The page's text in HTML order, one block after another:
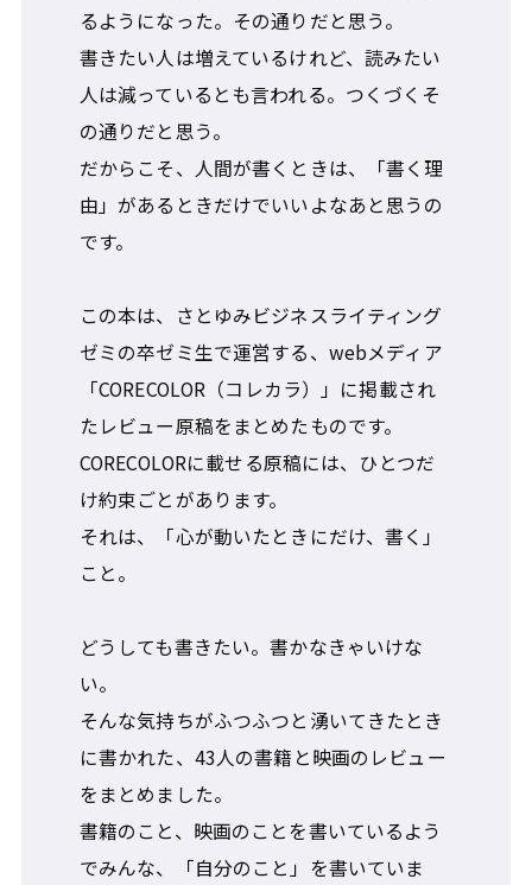
るようになった。その通りだと思う。
書きたい人は増えているけれど、読みたい
人は減っているとも言われる。つくづくそ
の通りだと思う。
だからこそ、人間が書くときは、「書く理
由」があるときだけでいいよなあと思うの
です。
この本は、さとゆみビジネスライティング
ゼミの卒ゼミ生で運営する、webメディア
「CORECOLOR（コレカラ）」に掲載され
たレビュー原稿をまとめたものです。
CORECOLORに載せる原稿には、ひとつだ
け約束ごとがあります。
それは、「心が動いたときにだけ、書く」
こと。
どうしても書きたい。書かなきゃいけな
い。
そんな気持ちがふつふつと湧いてきたとき
に書かれた、43人の書籍と映画のレビュー
をまとめました。
書籍のこと、映画のことを書いているよう
でみんな、「自分のこと」を書いていま